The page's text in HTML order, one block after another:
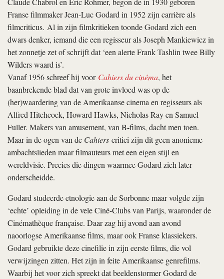
Franse filmmaker Jean-Luc Godard in 1952 zijn carrière als
filmcriticus. Al in zijn filmkritieken toonde Godard zich een
dwars denker, iemand die een regisseur als Joseph Mankiewicz in
het zonnetje zet of schrijft dat ‘een alerte Frank Tashlin twee Billy
Wilders waard is’.
Vanaf 1956 schreef hij voor Cahiers du cinéma, het
baanbrekende blad dat van grote invloed was op de
(her)waardering van de Amerikaanse cinema en regisseurs als
Alfred Hitchcock, Howard Hawks, Nicholas Ray en Samuel
Fuller. Makers van amusement, van B-films, dacht men toen.
Maar in de ogen van de Cahiers-critici zijn dit geen anonieme
ambachtslieden maar filmauteurs met een eigen stijl en
wereldvisie. Precies die dingen waarmee Godard zich later
onderscheidde.
Godard studeerde etnologie aan de Sorbonne maar volgde zijn
‘echte’ opleiding in de vele Ciné-Clubs van Parijs, waaronder de
Cinémathèque française. Daar zag hij avond aan avond
naoorlogse Amerikaanse films, maar ook Franse klassiekers.
Godard gebruikte deze cinefilie in zijn eerste films, die vol
verwijzingen zitten. Het zijn in feite Amerikaanse genrefilms.
Waarbij het voor zich spreekt dat beeldenstormer Godard de